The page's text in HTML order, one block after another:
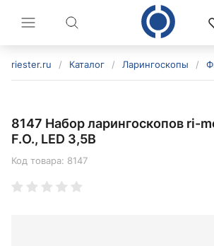
riester.ru / Каталог / Ларингоскопы /
8147 Набор ларингоскопов ri-
F.O., LED 3,5В
Код товара: 8147